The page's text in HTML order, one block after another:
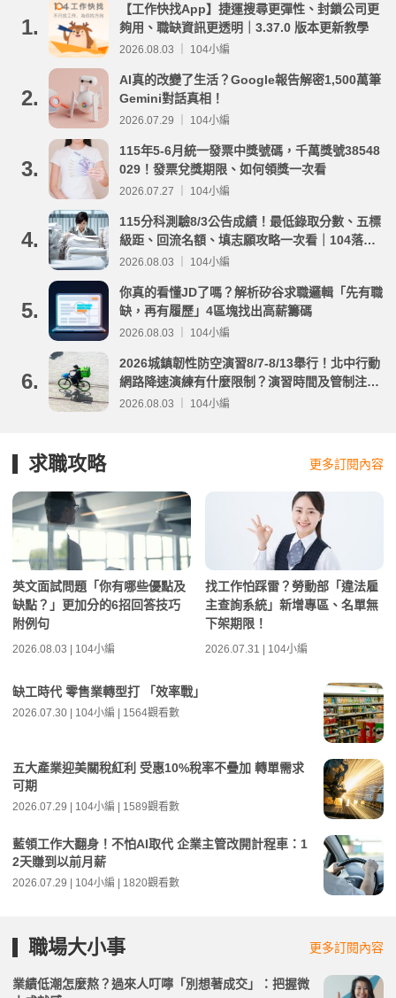
1.
【工作快找App】捷運搜尋更彈性、封鎖公司更
夠用、職缺資訊更透明｜3.37.0 版本更新教學
2026.08.03 ｜ 104小編
2.
AI真的改變了生活？Google報告解密1,500萬筆
Gemini對話真相！
2026.07.29 ｜ 104小編
3.
115年5-6月統一發票中獎號碼，千萬獎號38548
029！發票兌獎期限、如何領獎一次看
2026.07.27 ｜ 104小編
4.
115分科測驗8/3公告成績！最低錄取分數、五標
級距、回流名額、填志願攻略一次看｜104落點
分析
2026.08.03 ｜ 104小編
5.
你真的看懂JD了嗎？解析矽谷求職邏輯「先有職
缺，再有履歷」4區塊找出高薪籌碼
2026.08.03 ｜ 104小編
6.
2026城鎮韌性防空演習8/7-8/13舉行！北中行動
網路降速演練有什麼限制？演習時間及管制注意
事項整理
2026.08.03 ｜ 104小編
求職攻略 更多訂閱內容
英文面試問題「你有哪些優點及
缺點？」更加分的6招回答技巧
附例句
2026.08.03 | 104小編
找工作怕踩雷？勞動部「違法雇
主查詢系統」新增專區、名單無
下架期限！
2026.07.31 | 104小編
缺工時代 零售業轉型打 「效率戰」
2026.07.30 | 104小編 | 1564觀看數
五大產業迎美關稅紅利 受惠10%稅率不疊加 轉單需求
可期
2026.07.29 | 104小編 | 1589觀看數
藍領工作大翻身！不怕AI取代 企業主管改開計程車：1
2天賺到以前月薪
2026.07.29 | 104小編 | 1820觀看數
職場大小事 更多訂閱內容
業績低潮怎麼熬？過來人叮嚀「別想著成交」：把握微